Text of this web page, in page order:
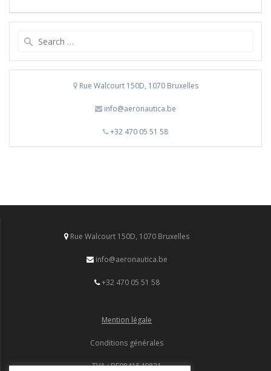
Rue Walcourt 150D, 1070 Bruxelles
info@aeronautica.be
+32 470 05 51 58
Rue Walcourt 150D, 1070 Bruxelles
info@aeronautica.be
+32 470 05 51 58
Mention légale
Conditions générales
TVA : BE0841540821